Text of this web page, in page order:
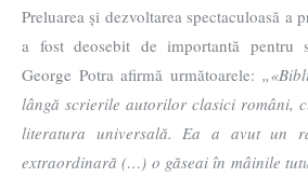
Preluarea și dezvoltarea spectaculoasă a
a fost deosebit de importantă pentru
George Potra afirmă următoarele:
lângă scrierile autorilor clasici români,
literatura universală. Ea a avut un
extraordinară (…) o găseai în mâinile